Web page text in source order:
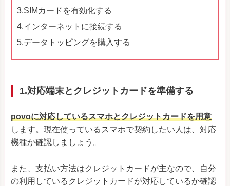
3.SIMカードを有効化する
4.インターネットに接続する
5.データトッピングを購入する
1.対応端末とクレジットカードを準備する
povoに対応しているスマホとクレジットカードを用意
します。現在使っているスマホで契約したい人は、対応
機種か確認しましょう。
また、支払い方法はクレジットカードが主なので、自分
の利用しているクレジットカードが対応しているか確認